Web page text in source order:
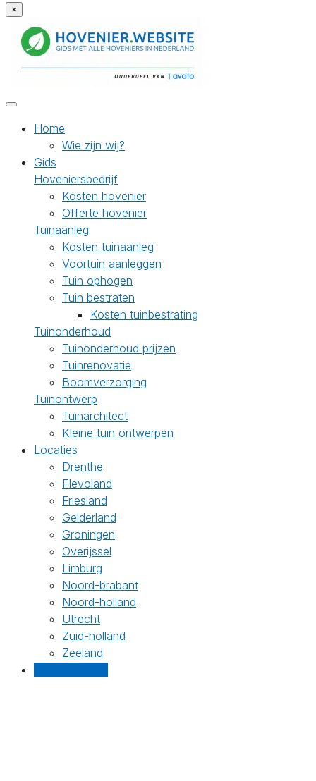
×
Home
Wie zijn wij?
Gids
Hoveniersbedrijf
Kosten hovenier
Offerte hovenier
Tuinaanleg
Kosten tuinaanleg
Voortuin aanleggen
Tuin ophogen
Tuin bestraten
Kosten tuinbestrating
Tuinonderhoud
Tuinonderhoud prijzen
Tuinrenovatie
Boomverzorging
Tuinontwerp
Tuinarchitect
Kleine tuin ontwerpen
Locaties
Drenthe
Flevoland
Friesland
Gelderland
Groningen
Overijssel
Limburg
Noord-brabant
Noord-holland
Utrecht
Zuid-holland
Zeeland